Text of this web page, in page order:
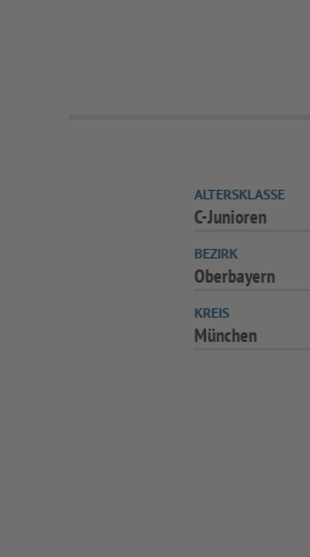
ALTERSKLASSE
C-Junioren
BEZIRK
Oberbayern
KREIS
München